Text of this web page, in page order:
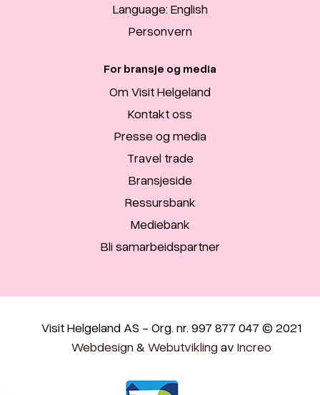
Language: English
Personvern
For bransje og media
Om Visit Helgeland
Kontakt oss
Presse og media
Travel trade
Bransjeside
Ressursbank
Mediebank
Bli samarbeidspartner
Visit Helgeland AS - Org. nr. 997 877 047 © 2021
Webdesign & Webutvikling av Increo